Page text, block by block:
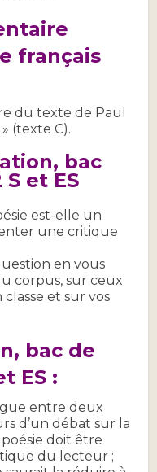
français
du texte de Paul
(texte C).
bac
S et ES
est-elle un
une critique
en vous
corpus, sur ceux
et sur vos
bac de
ES :
entre deux
d’un débat sur la
poésie doit être
du lecteur ;